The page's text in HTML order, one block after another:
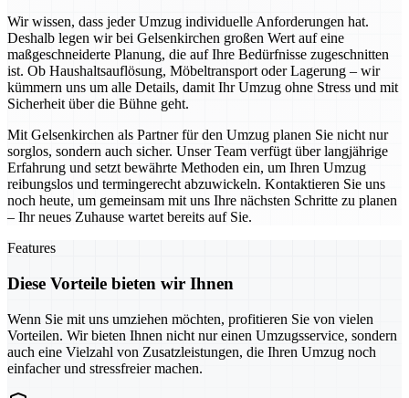
Wir wissen, dass jeder Umzug individuelle Anforderungen hat.
Deshalb legen wir bei Gelsenkirchen großen Wert auf eine
maßgeschneiderte Planung, die auf Ihre Bedürfnisse zugeschnitten
ist. Ob Haushaltsauflösung, Möbeltransport oder Lagerung – wir
kümmern uns um alle Details, damit Ihr Umzug ohne Stress und mit
Sicherheit über die Bühne geht.
Mit Gelsenkirchen als Partner für den Umzug planen Sie nicht nur
sorglos, sondern auch sicher. Unser Team verfügt über langjährige
Erfahrung und setzt bewährte Methoden ein, um Ihren Umzug
reibungslos und termingerecht abzuwickeln. Kontaktieren Sie uns
noch heute, um gemeinsam mit uns Ihre nächsten Schritte zu planen
– Ihr neues Zuhause wartet bereits auf Sie.
Features
Diese Vorteile bieten wir Ihnen
Wenn Sie mit uns umziehen möchten, profitieren Sie von vielen
Vorteilen. Wir bieten Ihnen nicht nur einen Umzugsservice, sondern
auch eine Vielzahl von Zusatzleistungen, die Ihren Umzug noch
einfacher und stressfreier machen.